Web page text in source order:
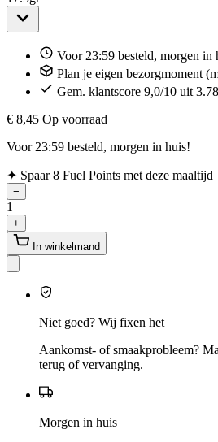
Voor 23:59 besteld, morgen in
Plan je eigen bezorgmoment
Gem. klantscore 9,0/10 uit
€ 8,45 Op voorraad
Voor 23:59 besteld, morgen in huis!
✦ Spaar 8 Fuel Points met deze maaltijd
−
1
+
In winkelmand
Niet goed? Wij fixen het
Aankomst- of smaakprobleem?
terug of vervanging.
Morgen in huis